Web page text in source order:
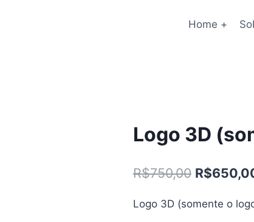
Home +
Logo 3D
R$750,00 O
original
R$
Logo 3D (somente o